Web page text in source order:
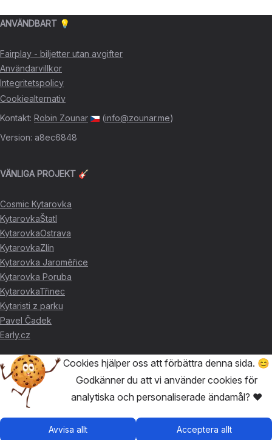
ANVÄNDBART 💡
Fairplay - biljetter utan avgifter
Användarvillkor
Integritetspolicy
Cookiealternativ
Kontakt: Robin Zounar (info@zounar.me)
Version: a8ec6848
VÄNLIGA PROJEKT 🎸
Cosmic Kytarovka
KytarovkaŠtatl
KytarovkaOstrava
KytarovkaZlín
Kytarovka Jaroměřice
Kytarovka Poruba
KytarovkaTřinec
Kytaristi z parku
Pavel Čadek
Early.cz
TACK FÖR STÖDET ❤️
David Skácel
Cosmic Kytarovka
Cookies hjälper oss att förbättra denna sida. 😊
Godkänner du att vi använder cookies för
analytiska och personaliserade ändamål? ❤️
Avvisa allt Acceptera allt